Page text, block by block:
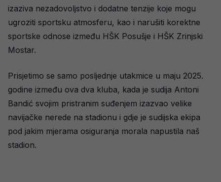
izaziva nezadovoljstvo i dodatne tenzije koje mogu
ugroziti sportsku atmosferu, kao i narušiti korektne
sportske odnose između HŠK Posušje i HŠK Zrinjski
Mostar.
Prisjetimo se samo posljednje utakmice u maju 2025.
godine između ova dva kluba, kada je sudija Antoni
Bandić svojim pristranim suđenjem izazvao velike
navijačke nerede na stadionu i gdje je sudijska ekipa
pod jakim mjerama osiguranja morala napustila naš
stadion.